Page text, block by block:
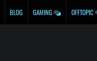
BLOG GAMING OFFTOPIC